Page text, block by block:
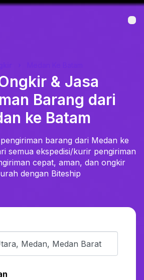
& Jasa
Barang dari
ke Batam
barang dari Medan ke
semua ekspedisi/kurir pengiriman
cepat, aman, dan ongkir
dengan Biteship